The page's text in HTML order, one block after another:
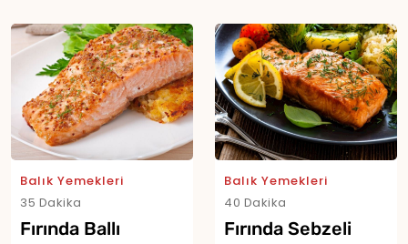
Balık Yemekleri
35 Dakika
Fırında Ballı
Balık Yemekleri
40 Dakika
Fırında Sebzeli